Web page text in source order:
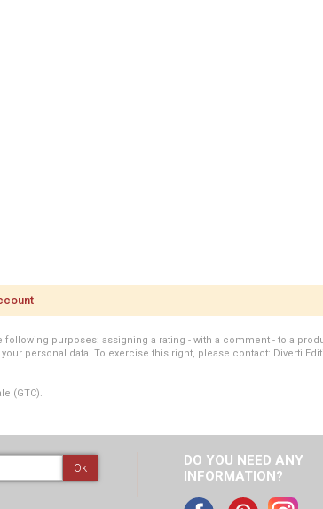
purposes: assigning a rating - with a comment - to a
personal data. To exercise this right, please contact: Diverti
(GTC).
Ok
DO YOU NEED ANY
INFORMATION?